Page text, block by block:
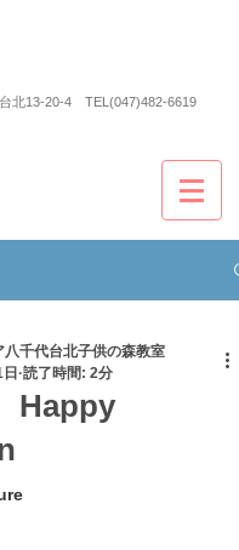
北13-20-4 TEL(047)482-6619
八千代台北子供の森教室
読了時間: 2分